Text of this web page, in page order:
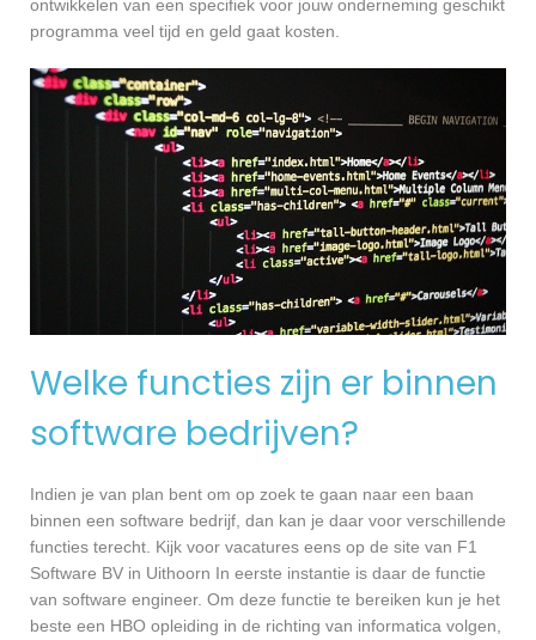
ontwikkelen van een specifiek voor jouw onderneming geschikt
programma veel tijd en geld gaat kosten.
Welke functies zijn er binnen
software bedrijven?
Indien je van plan bent om op zoek te gaan naar een baan
binnen een software bedrijf, dan kan je daar voor verschillende
functies terecht. Kijk voor vacatures eens op de site van F1
Software BV in Uithoorn In eerste instantie is daar de functie
van software engineer. Om deze functie te bereiken kun je het
beste een HBO opleiding in de richting van informatica volgen,